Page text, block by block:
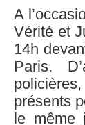
A
Vérité et
14h
Paris.
présents
le même